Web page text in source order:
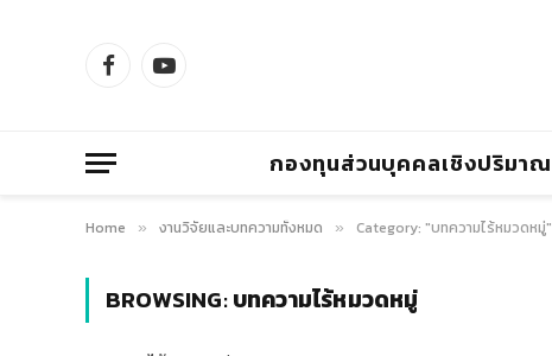
FacebookYouTube
กองทุนส่วนบุคคลเชิงปริมาณ
Home » งานวิจัยและบทความทั้งหมด » Category: "บทความไร้หมวดหมู่"
BROWSING:บทความไร้หมวดหมู่